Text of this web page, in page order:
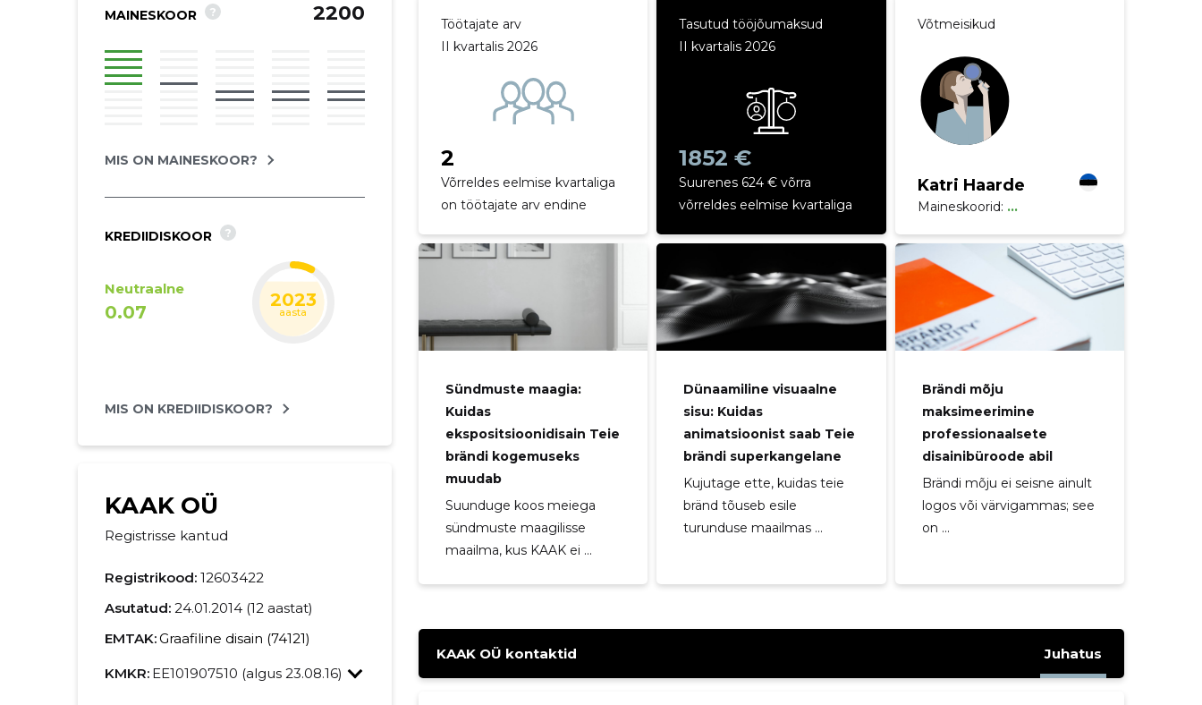
MAINESKOOR ? 2200
MIS ON MAINESKOOR?
KREDIIDISKOOR ?
Neutraalne
0.07
2023
aasta
MIS ON KREDIIDISKOOR?
KAAK OÜ
Registrisse kantud
Registrikood: 12603422
Asutatud: 24.01.2014 (12 aastat)
EMTAK:Graafiline disain (74121)
KMKR: EE101907510 (algus 23.08.16)
Töötajate arv
II kvartalis 2026
2
Võrreldes eelmise kvartaliga
on töötajate arv endine
Tasutud tööjõumaksud
II kvartalis 2026
1852 €
Suurenes 624 € võrra
võrreldes eelmise kvartaliga
Võtmeisikud
Katri Haarde
Maineskoorid: ...
Sündmuste maagia:
Kuidas
ekspositsioonidisain Teie
brändi kogemuseks
muudab
Suunduge koos meiega
sündmuste maagilisse
maailma, kus KAAK ei ...
Dünaamiline visuaalne
sisu: Kuidas
animatsioonist saab Teie
brändi superkangelane
Kujutage ette, kuidas teie
bränd tõuseb esile
turunduse maailmas ...
Brändi mõju
maksimeerimine
professionaalsete
disainibüroode abil
Brändi mõju ei seisne ainult
logos või värvigammas; see
on ...
KAAK OÜ kontaktid Juhatus